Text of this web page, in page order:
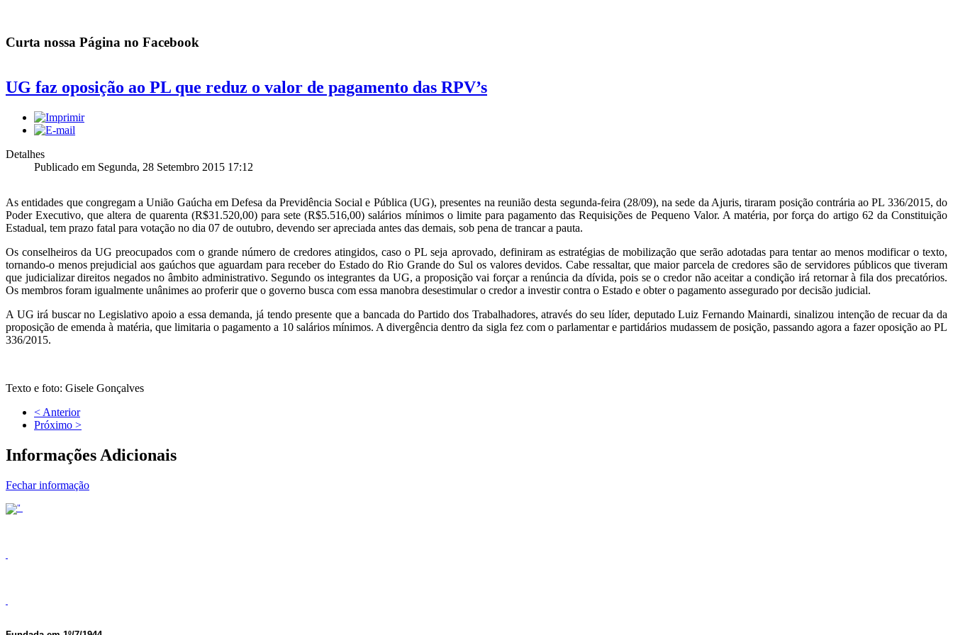
Curta nossa Página no Facebook
UG faz oposição ao PL que reduz o valor de pagamento das RPV’s
Detalhes
Publicado em Segunda, 28 Setembro 2015 17:12
As entidades que congregam a União Gaúcha em Defesa da Previdência Social e Pública (UG), presentes na reunião desta segunda-feira (28/09), na sede da Ajuris, tiraram posição contrária ao PL 336/2015, do
Poder Executivo, que altera de quarenta (R$31.520,00) para sete (R$5.516,00) salários mínimos o limite para pagamento das Requisições de Pequeno Valor. A matéria, por força do artigo 62 da Constituição
Estadual, tem prazo fatal para votação no dia 07 de outubro, devendo ser apreciada antes das demais, sob pena de trancar a pauta.
Os conselheiros da UG preocupados com o grande número de credores atingidos, caso o PL seja aprovado, definiram as estratégias de mobilização que serão adotadas para tentar ao menos modificar o texto,
tornando-o menos prejudicial aos gaúchos que aguardam para receber do Estado do Rio Grande do Sul os valores devidos. Cabe ressaltar, que maior parcela de credores são de servidores públicos que tiveram
que judicializar direitos negados no âmbito administrativo. Segundo os integrantes da UG, a proposição vai forçar a renúncia da dívida, pois se o credor não aceitar a condição irá retornar à fila dos precatórios.
Os membros foram igualmente unânimes ao proferir que o governo busca com essa manobra desestimular o credor a investir contra o Estado e obter o pagamento assegurado por decisão judicial.
A UG irá buscar no Legislativo apoio a essa demanda, já tendo presente que a bancada do Partido dos Trabalhadores, através do seu líder, deputado Luiz Fernando Mainardi, sinalizou intenção de recuar da da
proposição de emenda à matéria, que limitaria o pagamento a 10 salários mínimos. A divergência dentro da sigla fez com o parlamentar e partidários mudassem de posição, passando agora a fazer oposição ao PL
336/2015.
Texto e foto: Gisele Gonçalves
< Anterior
Próximo >
Informações Adicionais
Fechar informação